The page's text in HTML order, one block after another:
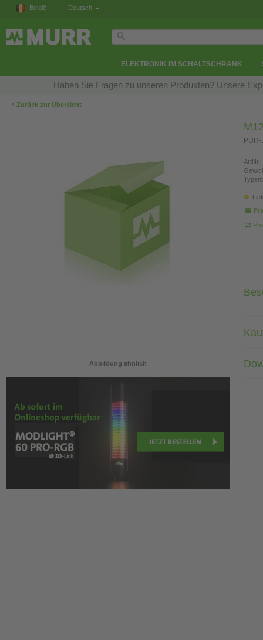
België Deutsch
ELEKTRONIK IM SCHALTSCHRANK
Haben Sie Fragen zu unseren Produkten? Unsere
‹ Zurück zur Übersicht
Abbildung ähnlich
ArtNr.: